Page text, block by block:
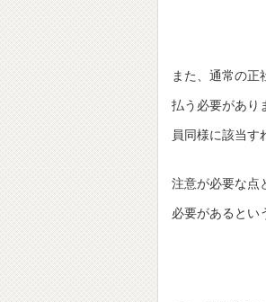
また、通常の
払う必要があり
員同様に該当す
注意が必要な点
必要があるとい